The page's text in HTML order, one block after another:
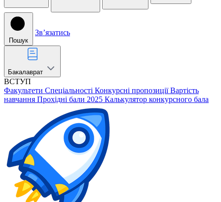
Пошук
Звʼязатись
Бакалаврат
ВСТУП
Факультети Спеціальності Конкурсні пропозиції Вартість
навчання Прохідні бали 2025 Калькулятор конкурсного бала